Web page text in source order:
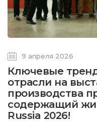
9 апреля 2026
Ключевые
отрасли на
производства
содержащий
Russia 2026!